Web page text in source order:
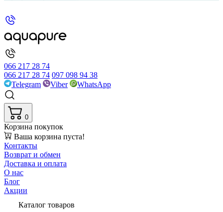
066 217 28 74
066 217 28 74 097 098 94 38
Telegram
Viber WhatsApp
0
Корзина покупок
Ваша корзина пуста!
Контакты
Возврат и обмен
Доставка и оплата
О нас
Блог
Акции
Каталог товаров